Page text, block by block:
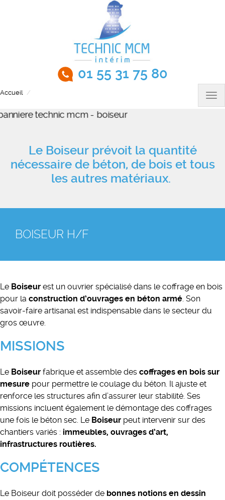
01 55 31 75 80
Accueil
Le Boiseur prévoit la quantité
nécessaire de béton, de bois et tous
les autres matériaux.
BOISEUR H/F
Le Boiseur est un ouvrier spécialisé dans le coffrage en bois
pour la construction d’ouvrages en béton armé. Son
savoir-faire artisanal est indispensable dans le secteur du
gros œuvre.
MISSIONS
Le Boiseur fabrique et assemble des coffrages en bois sur
mesure pour permettre le coulage du béton. Il ajuste et
renforce les structures afin d’assurer leur stabilité. Ses
missions incluent également le démontage des coffrages
une fois le béton sec. Le Boiseur peut intervenir sur des
chantiers variés : immeubles, ouvrages d’art,
infrastructures routières.
COMPÉTENCES
Le Boiseur doit posséder de bonnes notions en dessin